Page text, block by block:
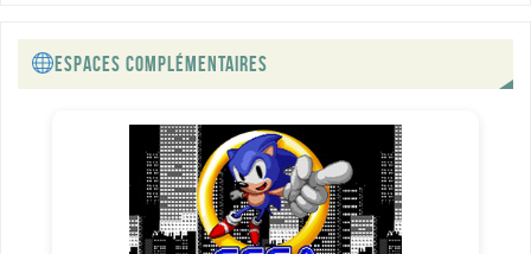
ESPACES COMPLÉMENTAIRES